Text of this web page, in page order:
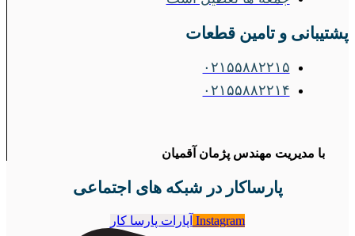
پشتیبانی و تامین قطعات
۰۲۱۵۵۸۸۲۲۱۵
۰۲۱۵۵۸۸۲۲۱۴
با مدیریت مهندس پژمان آقمیان
پارساکار در شبکه های اجتماعی
Instagram آپارات پارسا کار